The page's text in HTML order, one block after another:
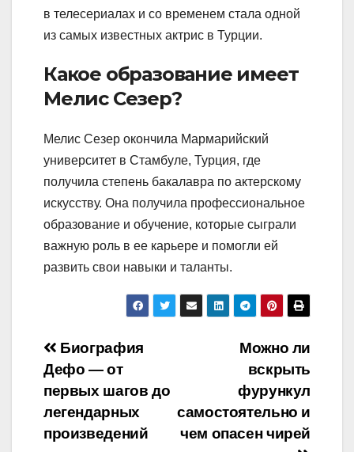
в телесериалах и со временем стала одной
из самых известных актрис в Турции.
Какое образование имеет
Мелис Сезер?
Мелис Сезер окончила Мармарийский
университет в Стамбуле, Турция, где
получила степень бакалавра по актерскому
искусству. Она получила профессиональное
образование и обучение, которые сыграли
важную роль в ее карьере и помогли ей
развить свои навыки и таланты.
Навигация
по
записям
Можно ли
вскрыть
фурункул
самостоятельно и
чем опасен чирей
Биография
Дефо — от
первых шагов до
легендарных
произведений